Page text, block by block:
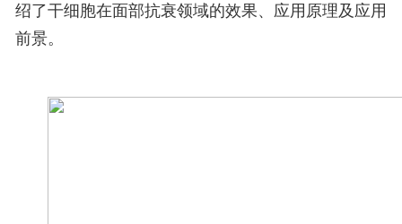
绍了干细胞在面部抗衰领域的效果、应用原理及应用
前景。